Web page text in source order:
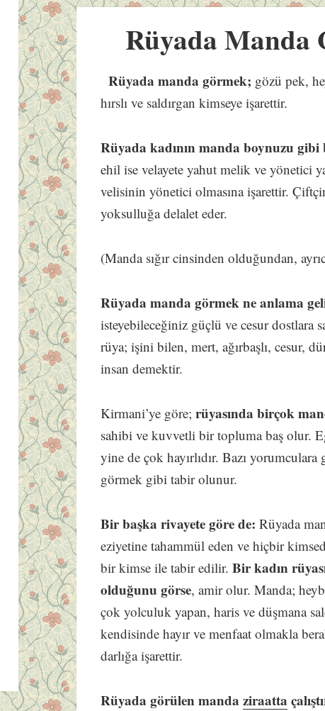
Rüyada Manda
Rüyada manda görmek; gözü pek,
hırslı ve saldırgan kimseye işarettir.
Rüyada kadının manda boynuzu
ehil ise velayete yahut melik ve yönetici
velisinin yönetici olmasına işarettir.
yoksulluğa delalet eder.
(Manda sığır cinsinden olduğundan,
Rüyada manda görmek ne anlama
isteyebileceğiniz güçlü ve cesur dostlara
rüya; işini bilen, mert, ağırbaşlı, cesur,
insan demektir.
Kirmani’ye göre;rüyasında birçok
sahibi ve kuvvetli bir topluma baş olur.
yine de çok hayırlıdır. Bazı
görmek gibi tabir olunur.
Bir başka rivayete göre de: Rüyada
eziyetine tahammül eden ve hiçbir
bir kimse ile tabir edilir.Bir kadın
olduğunu görse, amir olur. Manda;
çok yolculuk yapan, haris ve düşmana
kendisinde hayır ve menfaat olmakla
darlığa işarettir.
Rüyada görülen mandaziraatta